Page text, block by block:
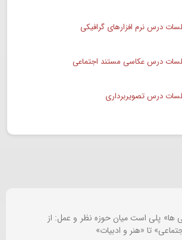
درس نرم افزارهای گرافیکی
درس عکاسی مستند اجتماعی
درس تصویربرداری
پلی است میان حوزه نظر و عمل: از
تا «هنر و ادبیات»